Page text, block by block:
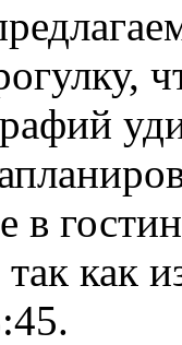
в
как